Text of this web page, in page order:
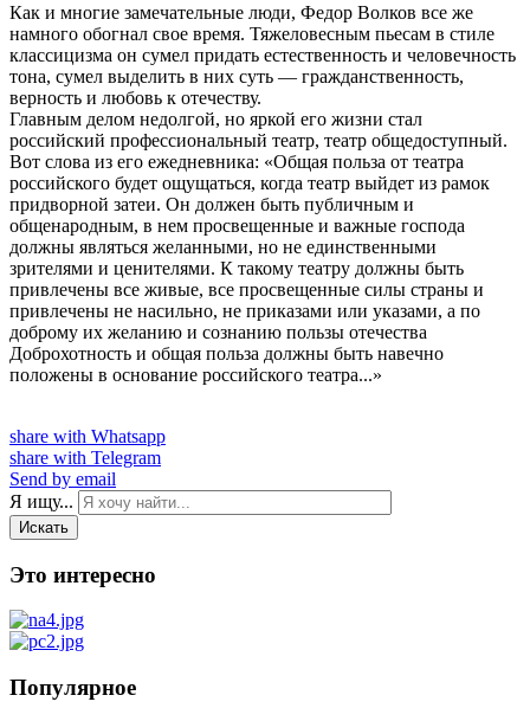
Как и многие замечательные люди, Федор Волков все же
намного обогнал свое время. Тяжеловесным пьесам в стиле
классицизма он сумел придать естественность и человечность
тона, сумел выделить в них суть — гражданственность,
верность и любовь к отечеству.
Главным делом недолгой, но яркой его жизни стал
российский профессиональный театр, театр общедоступный.
Вот слова из его ежедневника: «Общая польза от театра
российского будет ощущаться, когда театр выйдет из рамок
придворной затеи. Он должен быть публичным и
общенародным, в нем просвещенные и важные господа
должны являться желанными, но не единственными
зрителями и ценителями. К такому театру должны быть
привлечены все живые, все просвещенные силы страны и
привлечены не насильно, не приказами или указами, а по
доброму их желанию и сознанию пользы отечества
Доброхотность и общая польза должны быть навечно
положены в основание российского театра...»
share with Whatsapp
share with Telegram
Send by email
Я ищу...
Искать
Это интересно
Популярное